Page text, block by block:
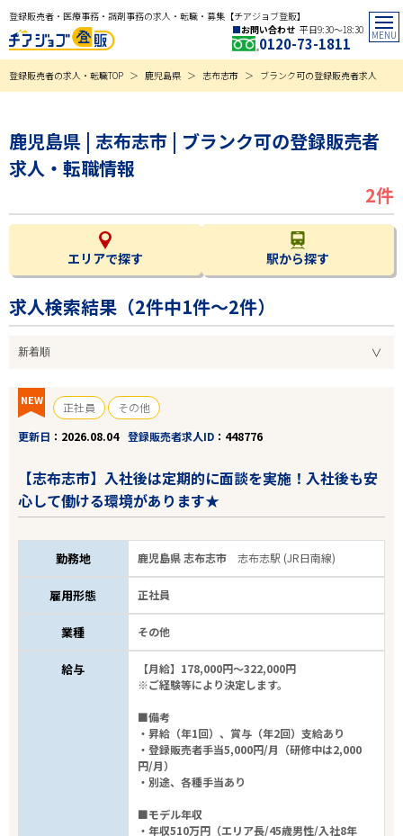
登録販売者・医療事務・調剤事務の求人・転職・募集【チアジョブ登販】
お問い合わせ 平日9:30〜18:30
0120-73-1811
登録販売者の求人・転職TOP 鹿児島県 志布志市 ブランク可の登録販売者求人
鹿児島県 | 志布志市 | ブランク可の登録販売者
求人・転職情報
2件
エリアで探す 駅から探す
求人検索結果（2件中1件～2件）
NEW 正社員
その他
更新日
2026.08.04 登録販売者求人ID 448776
【志布志市】入社後は定期的に面談を実施！入社後も安
心して働ける環境があります★
勤務地 鹿児島県 志布志市志布志駅 (JR日南線)
雇用形態 正社員
業種 その他
給与
【月給】178,000円～322,000円
※ご経験等により決定します。
■備考
・昇給（年1回）、賞与（年2回）支給あり
・登録販売者手当5,000円/月（研修中は2,000
円/月）
・別途、各種手当あり
■モデル年収
・年収510万円（エリア長/45歳男性/入社8年